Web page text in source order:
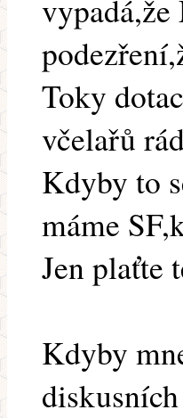
Toky
včelařů
Kdyby to
máme
Jen plaťte
Kdyby